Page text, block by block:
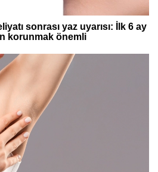
sonrası yaz uyarısı: İlk 6 ay
korunmak önemli